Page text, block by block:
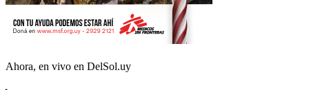
Ahora, en vivo en DelSol.uy